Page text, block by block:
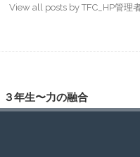
View all posts by TFC_HP管理
年生〜力の融合